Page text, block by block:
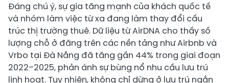
Đáng chú ý, sự gia tăng mạnh của khách quốc tế
và nhóm làm việc từ xa đang làm thay đổi cấu
trúc thị trường thuê. Dữ liệu từ AirDNA cho thấy số
lượng chỗ ở đăng trên các nền tảng như Airbnb và
Vrbo tại Đà Nẵng đã tăng gần 44% trong giai đoạn
2022–2025, phản ánh sự bùng nổ nhu cầu lưu trú
linh hoạt. Tuy nhiên, không chỉ dừng ở lưu trú ngắn